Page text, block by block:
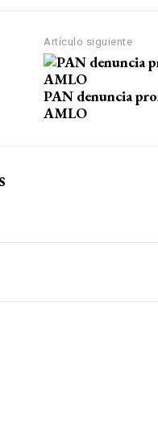
Artículo siguiente
PAN denuncia
AMLO